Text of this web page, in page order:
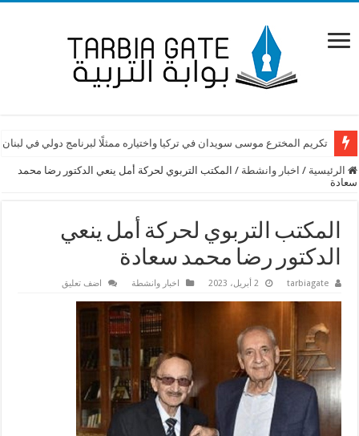
تكريم المخترع موسى سويدان في تركيا واختياره ممثلًا لبرنامج دولي في لبنان
الرئيسية / اخبار وانشطة / المكتب التربوي لحركة أمل ينعي الدكتور رضا محمد
سعادة
المكتب التربوي لحركة أمل ينعي
الدكتور رضا محمد سعادة
tarbiagate 2 أبريل، 2023 اخبار وانشطة اضف تعليق